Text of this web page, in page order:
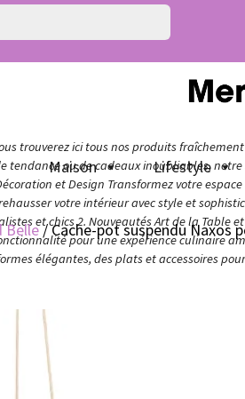
trouverez ici tous nos produits
tendance ou de cadeaux inoubliables,
et Design Transformez votre
votre intérieur avec style et
et chics 2. Nouveautés Art de la Table
pour une expérience culinaire
élégantes, des plats et accessoires
Maison Lifestyle
Belle/ Cache-pot suspendu Naxos